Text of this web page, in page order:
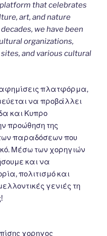
that celebrates
art, and nature
we have been
organizations,
and various cultural
πλατφόρμα,
να προβάλλει
και Κυπρο
προώθηση της
παραδόσεων που
Μέσω των χορηγιών
και να
πολιτισμό και
γενιές τη
χορηγος